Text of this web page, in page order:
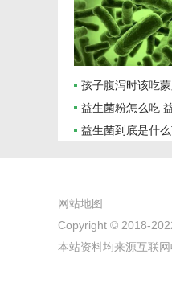
孩子腹泻时该吃
益生菌粉怎么吃
益生菌到底是什
网站地图
Copyright © 2018-
本站资料均来源互联